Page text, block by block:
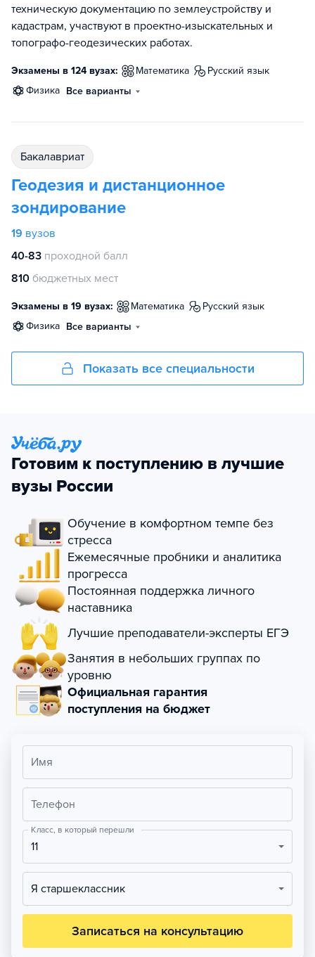
техническую документацию по землеустройству и
кадастрам, участвуют в проектно-изыскательных и
топографо-геодезических работах.
Экзамены в 124 вузах: математика
русский язык
физика Все варианты
бакалавриат
Геодезия и дистанционное
зондирование
19 вузов
40-83 проходной балл
810 бюджетных мест
Экзамены в 19 вузах: математика
русский язык
физика Все варианты
Показать все специальности
Готовим к поступлению в лучшие
вузы России
Обучение в комфортном темпе без
стресса
Ежемесячные пробники и аналитика
прогресса
Постоянная поддержка личного
наставника
Лучшие преподаватели-эксперты ЕГЭ
Занятия в небольших группах по
уровню
Официальная гарантия
поступления на бюджет
Имя
Телефон
Класс, в который перешли
11
Я старшеклассник
Записаться на консультацию